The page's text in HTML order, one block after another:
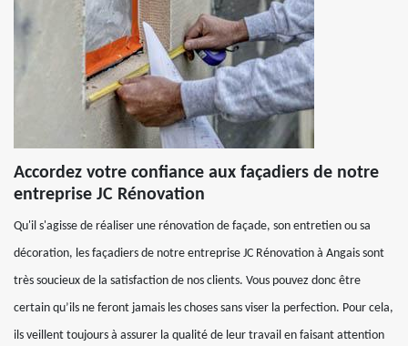
Accordez votre confiance aux façadiers de notre
entreprise JC Rénovation
Qu'il s'agisse de réaliser une rénovation de façade, son entretien ou sa
décoration, les façadiers de notre entreprise JC Rénovation à Angais sont
très soucieux de la satisfaction de nos clients. Vous pouvez donc être
certain qu’ils ne feront jamais les choses sans viser la perfection. Pour cela,
ils veillent toujours à assurer la qualité de leur travail en faisant attention